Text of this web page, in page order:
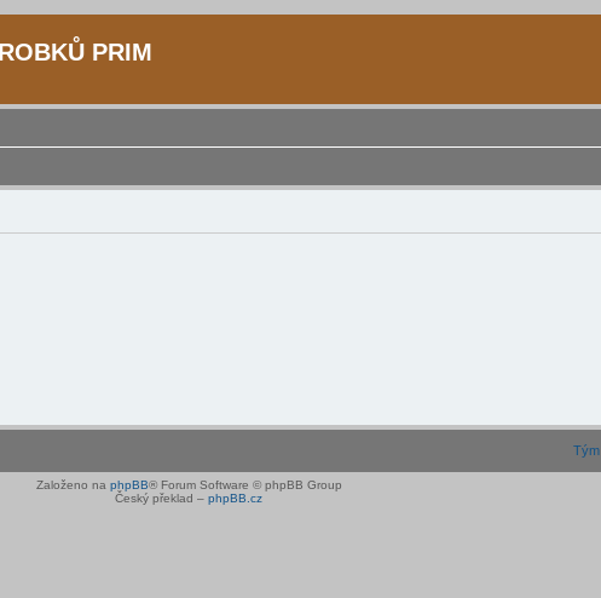
PRIM
Tým
Založeno na phpBB® Forum Software © phpBB Group
Český překlad – phpBB.cz